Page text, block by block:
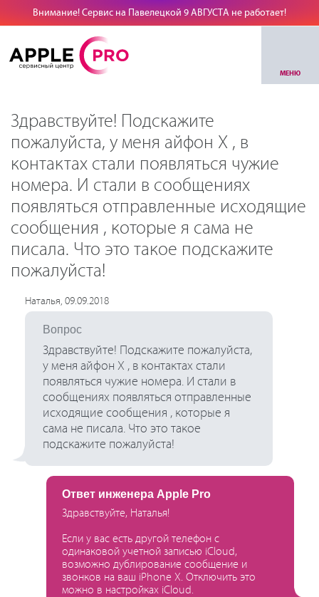
Внимание! Сервис на Павелецкой 9 АВГУСТА не работает!
МЕНЮ
Здравствуйте! Подскажите
пожалуйста, у меня айфон X , в
контактах стали появляться чужие
номера. И стали в сообщениях
появляться отправленные исходящие
сообщения , которые я сама не
писала. Что это такое подскажите
пожалуйста!
Наталья, 09.09.2018
Вопрос
Здравствуйте! Подскажите пожалуйста,
у меня айфон X , в контактах стали
появляться чужие номера. И стали в
сообщениях появляться отправленные
исходящие сообщения , которые я
сама не писала. Что это такое
подскажите пожалуйста!
Ответ инженера Apple Pro
Здравствуйте, Наталья!
Если у вас есть другой телефон с
одинаковой учетной записью iCloud,
возможно дублирование сообщение и
звонков на ваш iPhone X. Отключить это
можно в настройках iCloud.